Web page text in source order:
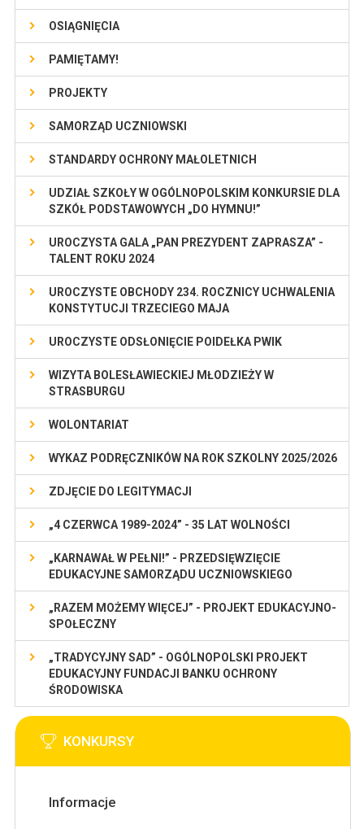
OSIĄGNIĘCIA
PAMIĘTAMY!
PROJEKTY
SAMORZĄD UCZNIOWSKI
STANDARDY OCHRONY MAŁOLETNICH
UDZIAŁ SZKOŁY W OGÓLNOPOLSKIM KONKURSIE DLA
SZKÓŁ PODSTAWOWYCH „DO HYMNU!”
UROCZYSTA GALA „PAN PREZYDENT ZAPRASZA” -
TALENT ROKU 2024
UROCZYSTE OBCHODY 234. ROCZNICY UCHWALENIA
KONSTYTUCJI TRZECIEGO MAJA
UROCZYSTE ODSŁONIĘCIE POIDEŁKA PWIK
WIZYTA BOLESŁAWIECKIEJ MŁODZIEŻY W
STRASBURGU
WOLONTARIAT
WYKAZ PODRĘCZNIKÓW NA ROK SZKOLNY 2025/2026
ZDJĘCIE DO LEGITYMACJI
„4 CZERWCA 1989-2024” - 35 LAT WOLNOŚCI
„KARNAWAŁ W PEŁNI!” - PRZEDSIĘWZIĘCIE
EDUKACYJNE SAMORZĄDU UCZNIOWSKIEGO
„RAZEM MOŻEMY WIĘCEJ” - PROJEKT EDUKACYJNO-
SPOŁECZNY
„TRADYCYJNY SAD” - OGÓLNOPOLSKI PROJEKT
EDUKACYJNY FUNDACJI BANKU OCHRONY
ŚRODOWISKA
KONKURSY
Informacje